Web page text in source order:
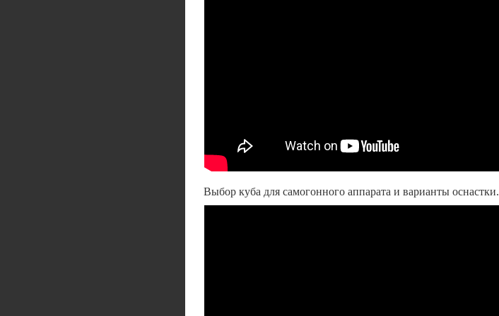
Выбор куба для самогонного аппарата и варианты оснастки.